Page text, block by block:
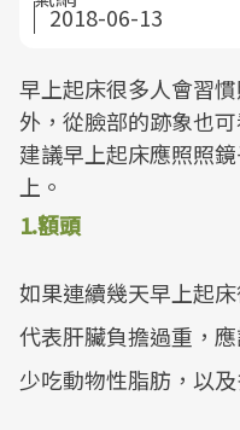
2018-06-13
早上起床很多人會習
外，從臉部的跡象也
建議早上起床應照照
上。
1.額頭
如果連續幾天早上起
代表肝臟負擔過重，
少吃動物性脂肪，以及